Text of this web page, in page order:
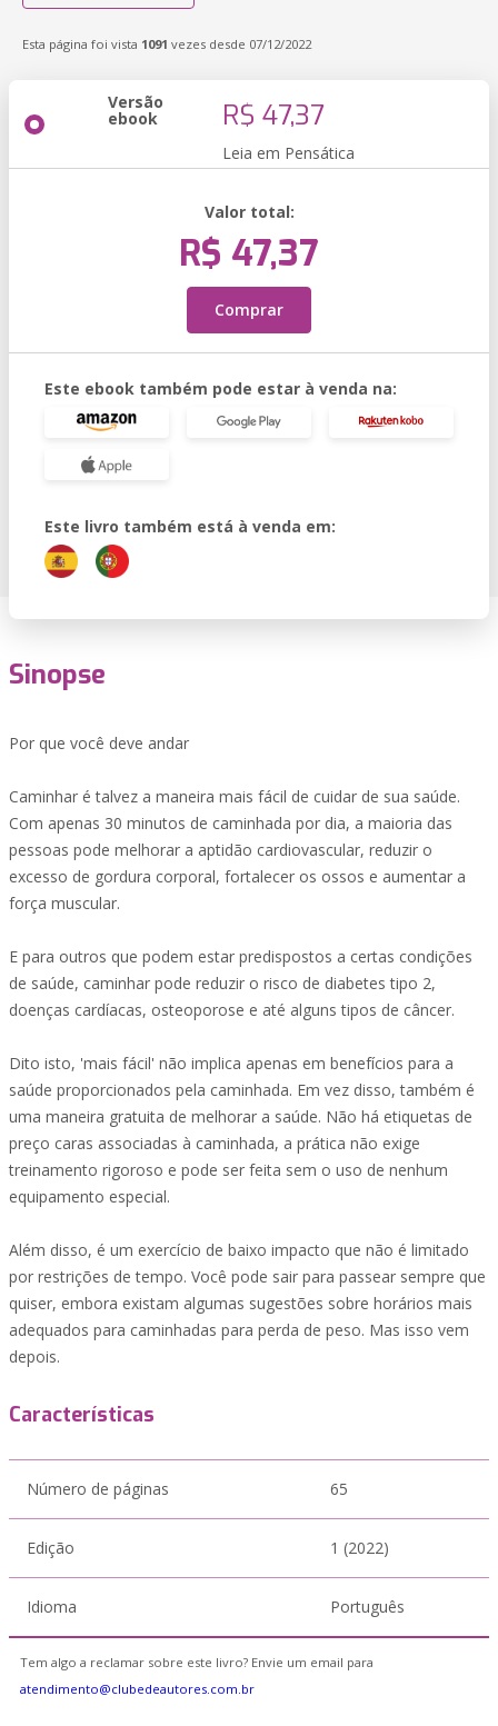
Esta página foi vista 1091 vezes desde 07/12/2022
Versão
ebook R$ 47,37
Leia em Pensática
Valor total:
R$ 47,37
Comprar
Este ebook também pode estar à venda na:
Este livro também está à venda em:
Sinopse
Por que você deve andar
Caminhar é talvez a maneira mais fácil de cuidar de sua saúde.
Com apenas 30 minutos de caminhada por dia, a maioria das
pessoas pode melhorar a aptidão cardiovascular, reduzir o
excesso de gordura corporal, fortalecer os ossos e aumentar a
força muscular.
E para outros que podem estar predispostos a certas condições
de saúde, caminhar pode reduzir o risco de diabetes tipo 2,
doenças cardíacas, osteoporose e até alguns tipos de câncer.
Dito isto, 'mais fácil' não implica apenas em benefícios para a
saúde proporcionados pela caminhada. Em vez disso, também é
uma maneira gratuita de melhorar a saúde. Não há etiquetas de
preço caras associadas à caminhada, a prática não exige
treinamento rigoroso e pode ser feita sem o uso de nenhum
equipamento especial.
Além disso, é um exercício de baixo impacto que não é limitado
por restrições de tempo. Você pode sair para passear sempre que
quiser, embora existam algumas sugestões sobre horários mais
adequados para caminhadas para perda de peso. Mas isso vem
depois.
Características
Número de páginas 65
Edição 1 (2022)
Idioma Português
Tem algo a reclamar sobre este livro? Envie um email para
atendimento@clubedeautores.com.br